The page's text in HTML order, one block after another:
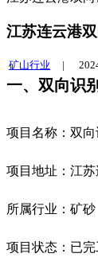
江苏连云港
矿山行业 |
一、双向识别
项目名称：双向
项目地址：江
所属行业：矿砂
项目状态：已完